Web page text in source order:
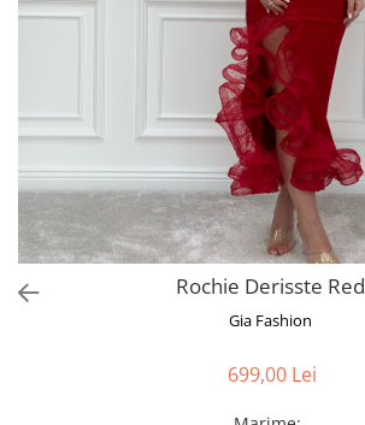
Veste
Paltoane
Sacouri
Tricouri
Traditional
Rochie Derisste Red
Gia Fashion
699,00 Lei